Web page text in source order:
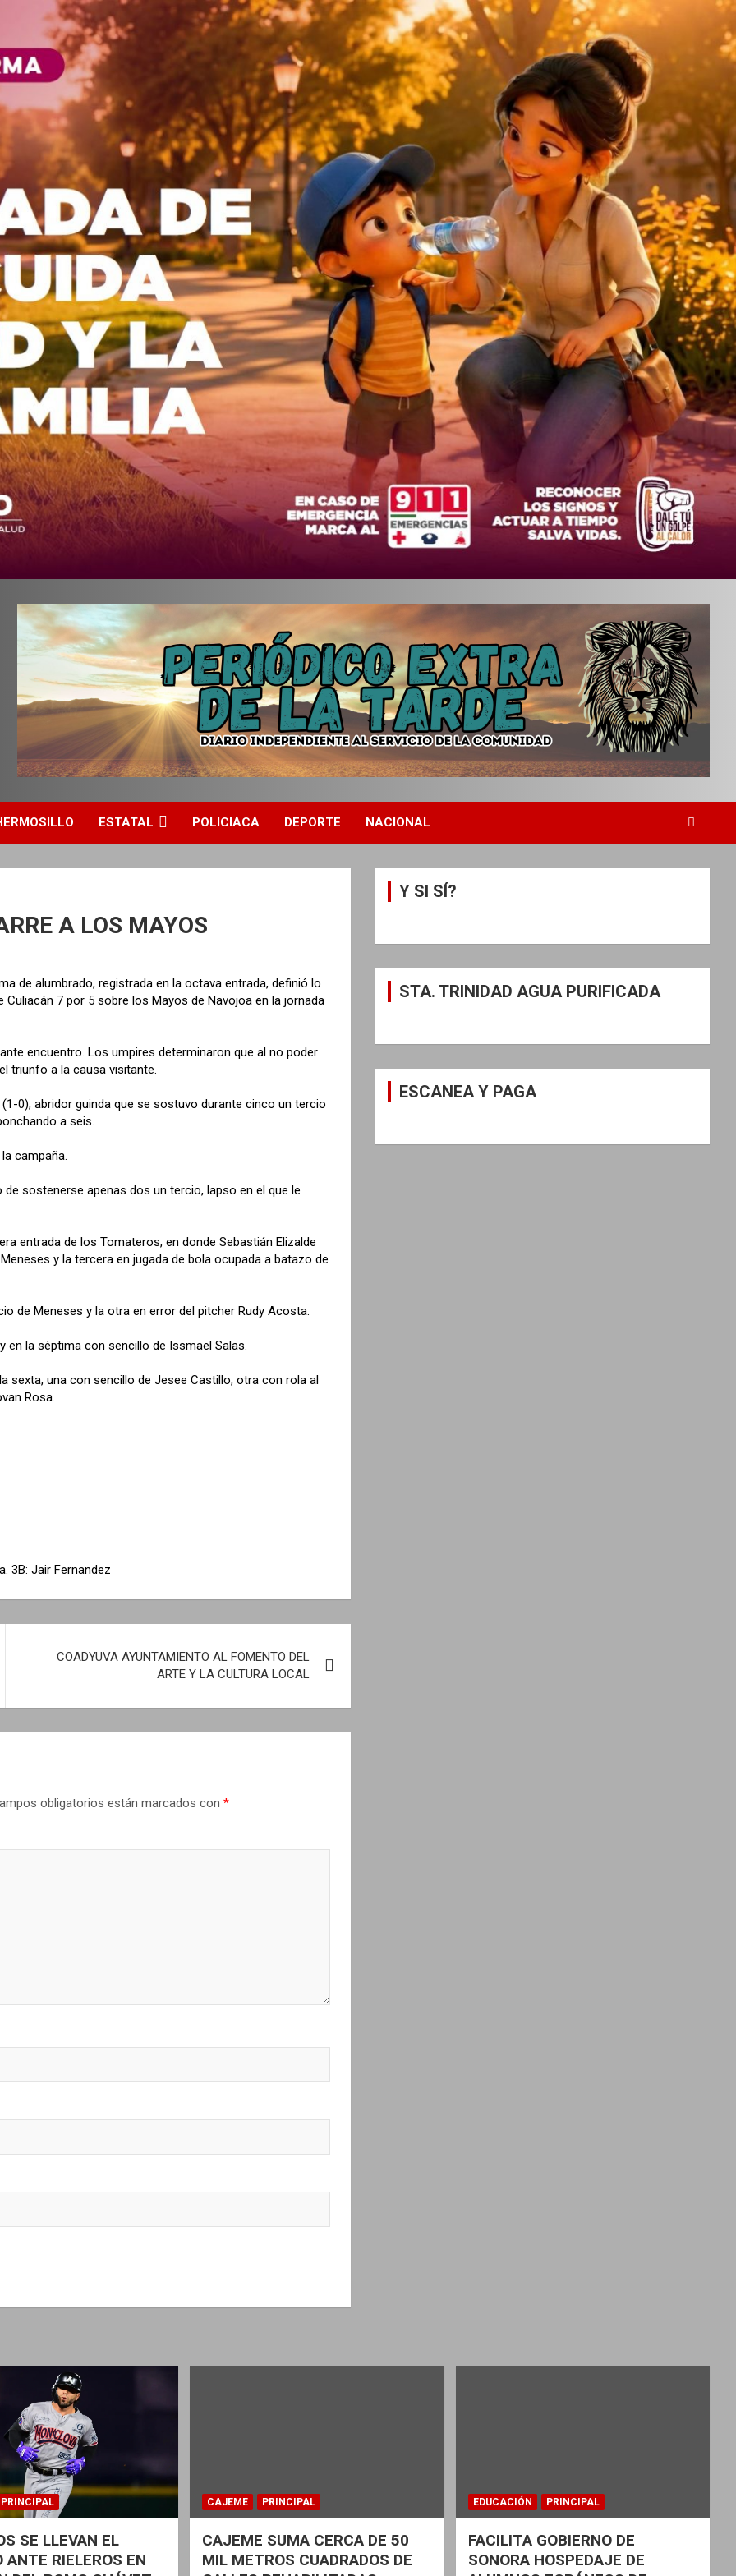
ESTATAL POLICIACA DEPORTE NACIONAL
A LOS MAYOS
de alumbrado, registrada en la octava entrada, definió lo
7 por 5 sobre los Mayos de Navojoa en la jornada
encuentro. Los umpires determinaron que al no poder
triunfo a la causa visitante.
0), abridor guinda que se sostuvo durante cinco un tercio
a seis.
campaña.
sostenerse apenas dos un tercio, lapso en el que le
entrada de los Tomateros, en donde Sebastián Elizalde
y la tercera en jugada de bola ocupada a batazo de
de Meneses y la otra en error del pitcher Rudy Acosta.
en la séptima con sencillo de Issmael Salas.
sexta, una con sencillo de Jesee Castillo, otra con rola al
Rosa.
3B: Jair Fernandez
COADYUVA AYUNTAMIENTO AL FOMENTO DEL
ARTE Y LA CULTURA LOCAL
obligatorios están marcados con *
Y SI SÍ?
STA. TRINIDAD AGUA PURIFICADA
ESCANEA Y PAGA
PRINCIPAL
SE LLEVAN EL
ANTE RIELEROS EN
CAJEME PRINCIPAL
CAJEME SUMA CERCA DE 50
MIL METROS CUADRADOS DE
EDUCACIÓN PRINCIPAL
FACILITA GOBIERNO DE
SONORA HOSPEDAJE DE